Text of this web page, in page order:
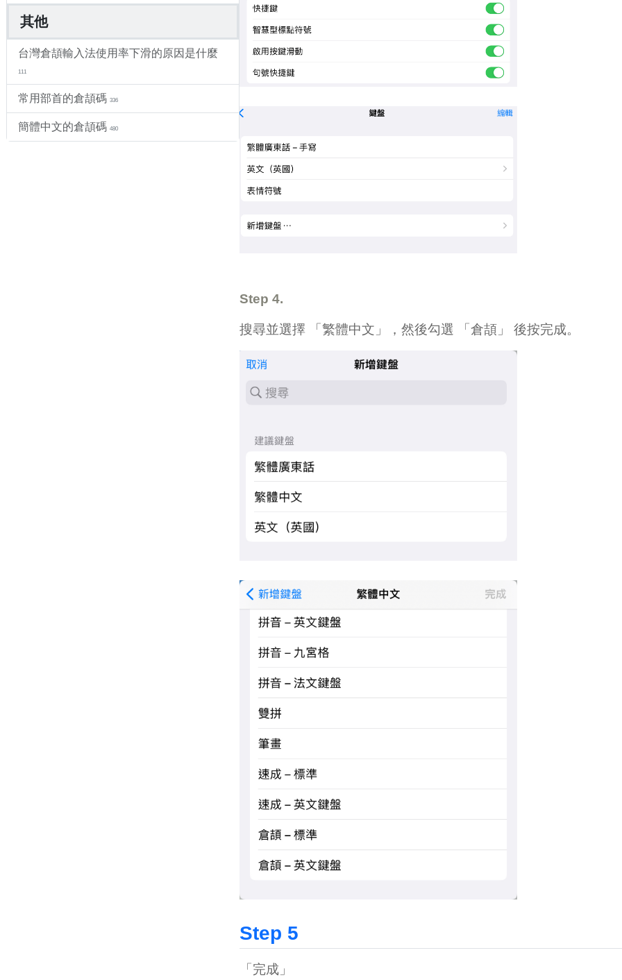
其他
台灣倉頡輸入法使用率下滑的原因是什麼
111
常用部首的倉頡碼 336
簡體中文的倉頡碼 480
Step 4.
搜尋並選擇 「繁體中文」，然後勾選 「倉頡」 後按完成。
Step 5
「完成」